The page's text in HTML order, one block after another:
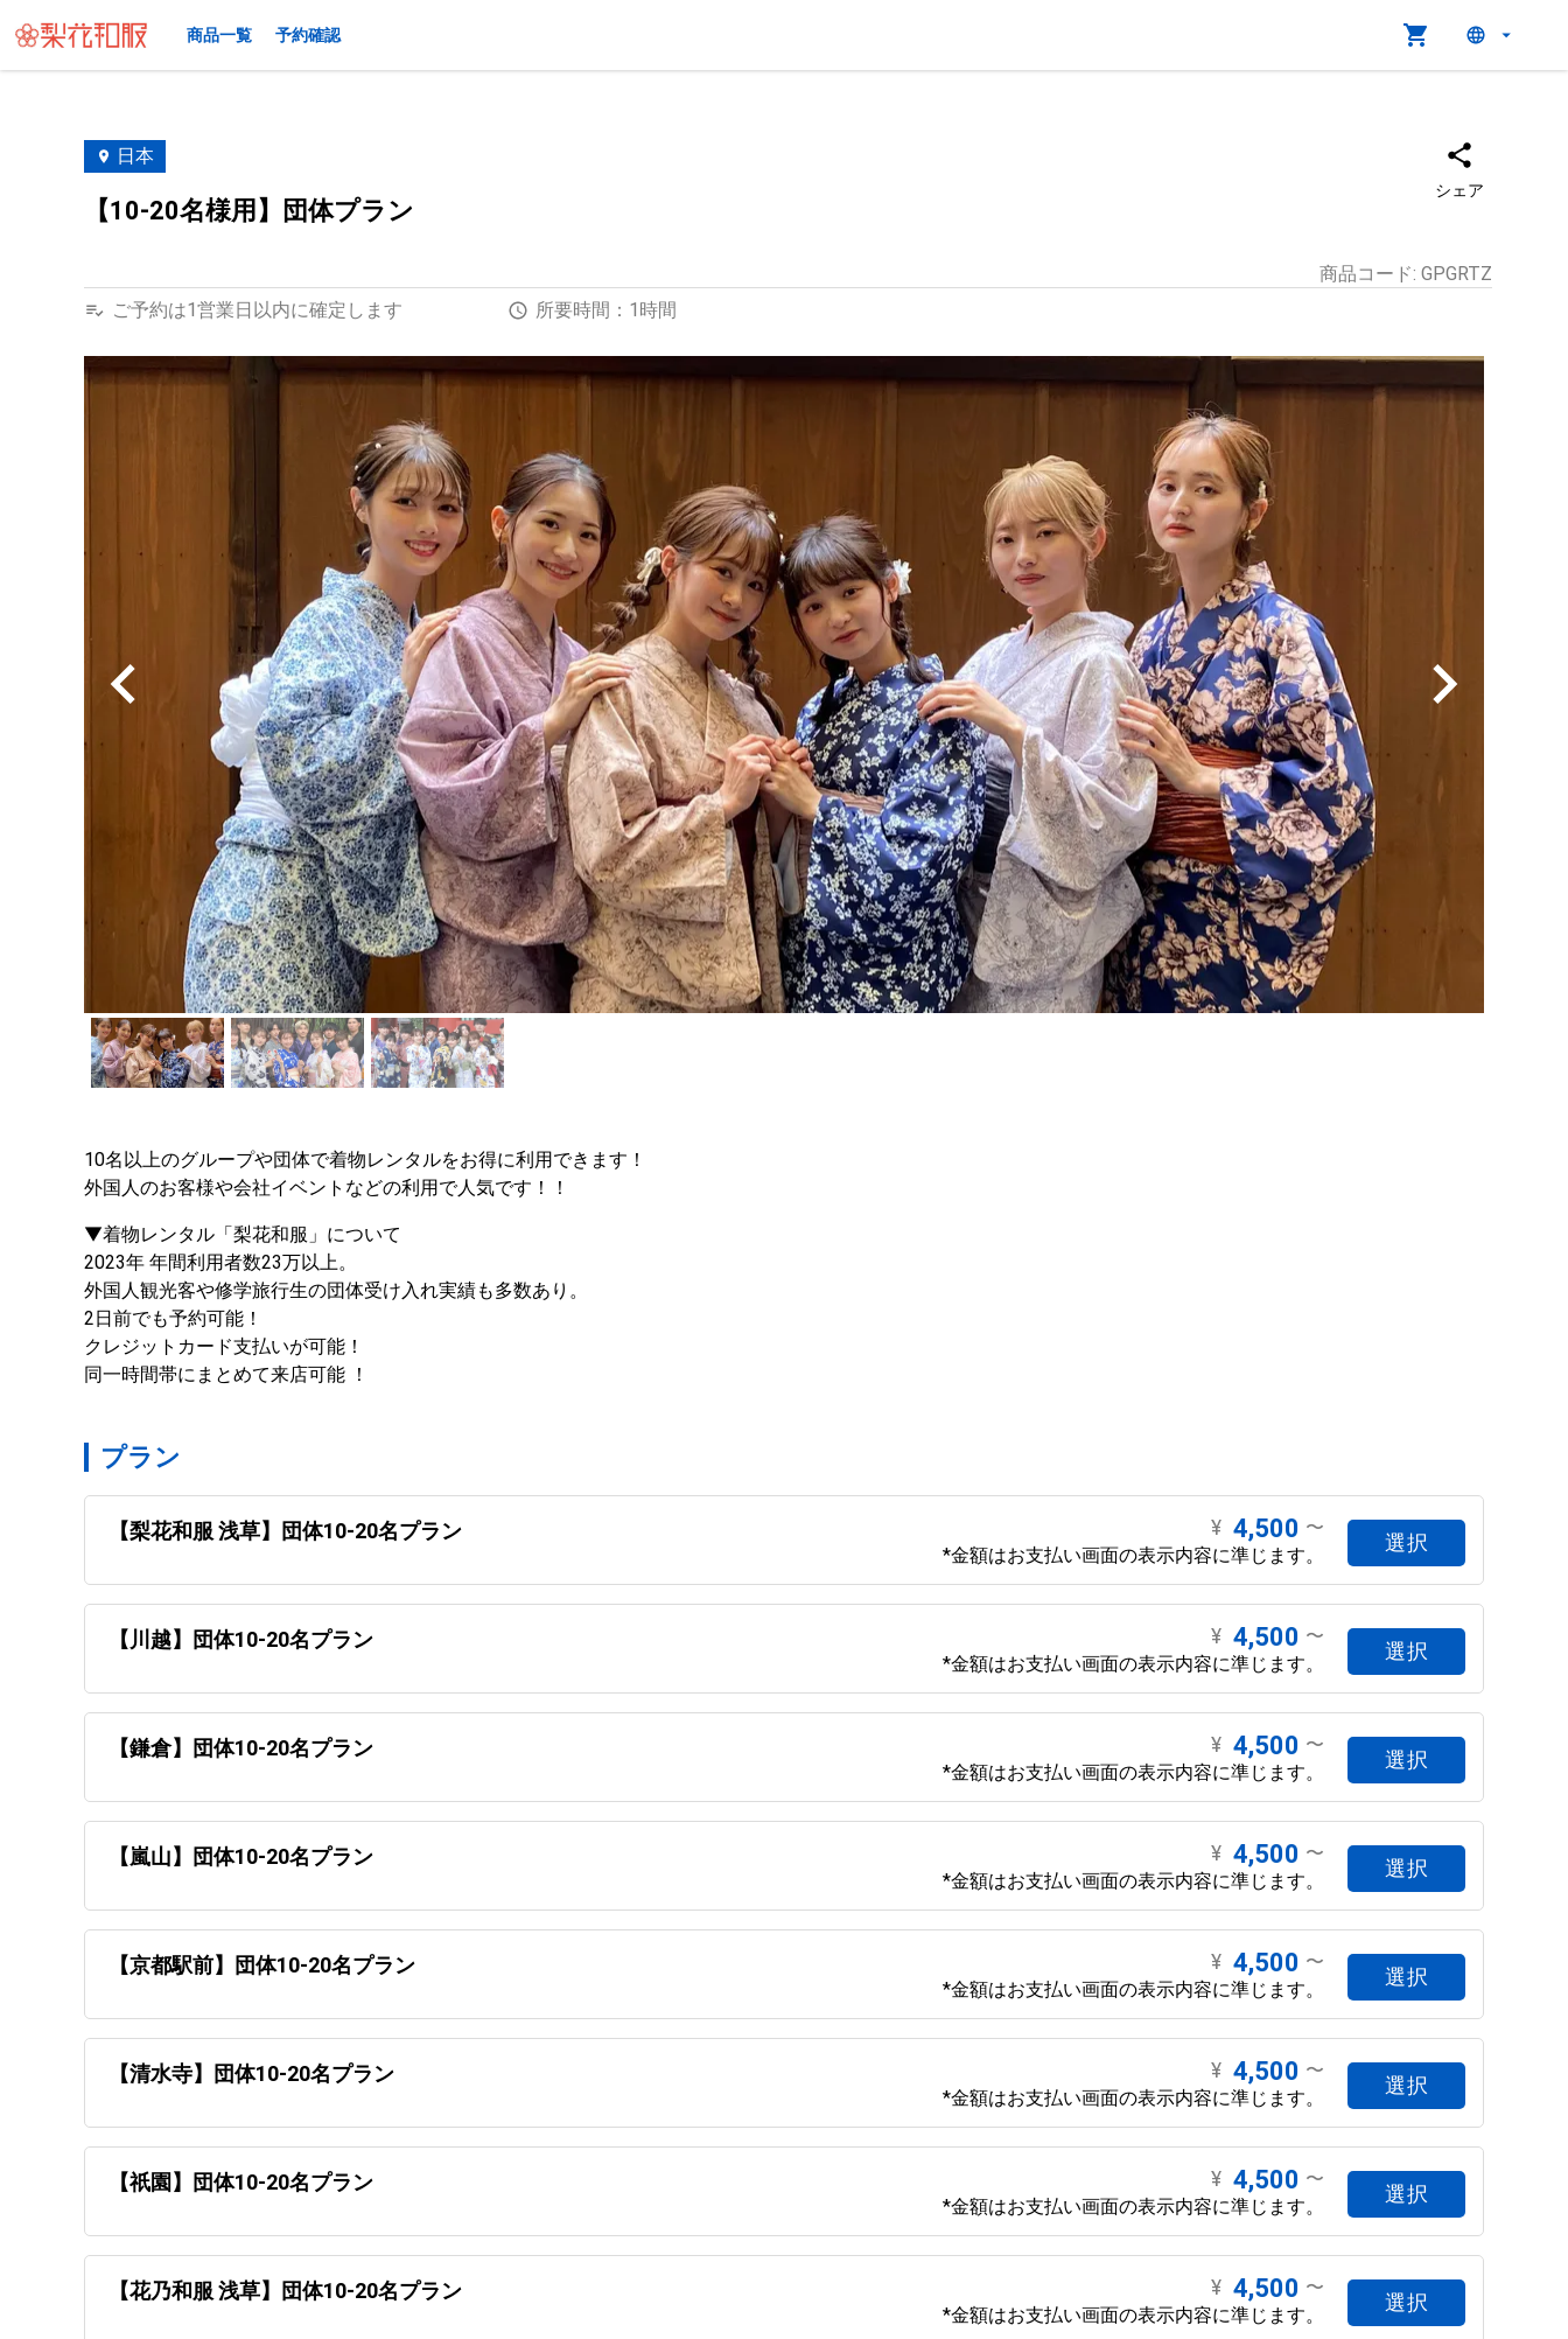
商品一覧 予約確認
日本
【10-20名様用】団体プラン
シェア
商品コード: GPGRTZ
ご予約は1営業日以内に確定します
所要時間：1時間
10名以上のグループや団体で着物レンタルをお得に利用できます！
外国人のお客様や会社イベントなどの利用で人気です！！
▼着物レンタル「梨花和服」について
2023年 年間利用者数23万以上。
外国人観光客や修学旅行生の団体受け入れ実績も多数あり。
2日前でも予約可能！
クレジットカード支払いが可能！
同一時間帯にまとめて来店可能 ！
プラン
【梨花和服 浅草】団体10-20名プラン ¥ 4,500 〜
*金額はお支払い画面の表示内容に準じます。
選択
【川越】団体10-20名プラン ¥ 4,500 〜
*金額はお支払い画面の表示内容に準じます。
選択
【鎌倉】団体10-20名プラン ¥ 4,500 〜
*金額はお支払い画面の表示内容に準じます。
選択
【嵐山】団体10-20名プラン ¥ 4,500 〜
*金額はお支払い画面の表示内容に準じます。
選択
【京都駅前】団体10-20名プラン ¥ 4,500 〜
*金額はお支払い画面の表示内容に準じます。
選択
【清水寺】団体10-20名プラン ¥ 4,500 〜
*金額はお支払い画面の表示内容に準じます。
選択
【祇園】団体10-20名プラン ¥ 4,500 〜
*金額はお支払い画面の表示内容に準じます。
選択
【花乃和服 浅草】団体10-20名プラン ¥ 4,500 〜
*金額はお支払い画面の表示内容に準じます。
選択